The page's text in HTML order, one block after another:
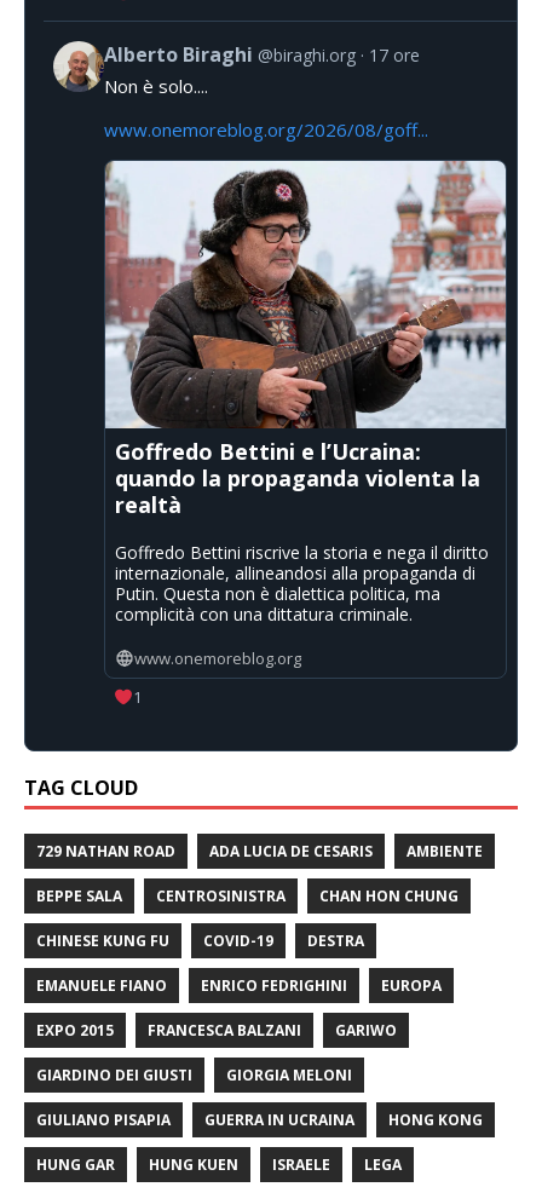
Alberto Biraghi @biraghi.org 17 ore
Non è solo....
www.onemoreblog.org/2026/08/goff...
Goffredo Bettini e l’Ucraina:
quando la propaganda violenta la
realtà
Goffredo Bettini riscrive la storia e nega il diritto
internazionale, allineandosi alla propaganda di
Putin. Questa non è dialettica politica, ma
complicità con una dittatura criminale.
www.onemoreblog.org
1
TAG CLOUD
729 NATHAN ROAD ADA LUCIA DE CESARIS AMBIENTE
BEPPE SALA CENTROSINISTRA CHAN HON CHUNG
CHINESE KUNG FU COVID-19 DESTRA
EMANUELE FIANO ENRICO FEDRIGHINI EUROPA
EXPO 2015 FRANCESCA BALZANI GARIWO
GIARDINO DEI GIUSTI GIORGIA MELONI
GIULIANO PISAPIA GUERRA IN UCRAINA HONG KONG
HUNG GAR HUNG KUEN ISRAELE LEGA